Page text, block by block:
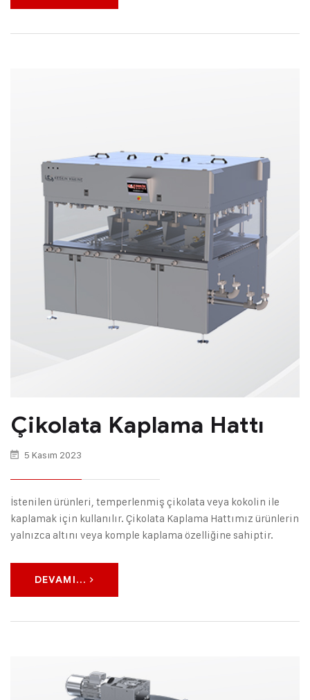
Çikolata Kaplama Hattı
5 Kasım 2023
İstenilen ürünleri, temperlenmiş çikolata veya kokolin ile
kaplamak için kullanılır. Çikolata Kaplama Hattımız ürünlerin
yalnızca altını veya komple kaplama özelliğine sahiptir.
DEVAMI...